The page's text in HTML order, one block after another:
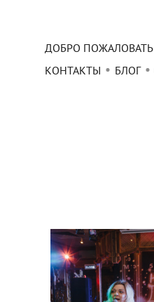
ДОБРО ПОЖАЛОВАТЬ
КОНТАКТЫ
БЛОГ